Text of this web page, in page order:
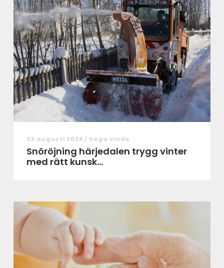
03 augusti 2026 / Saga Vinde
Snöröjning härjedalen trygg vinter
med rätt kunsk...